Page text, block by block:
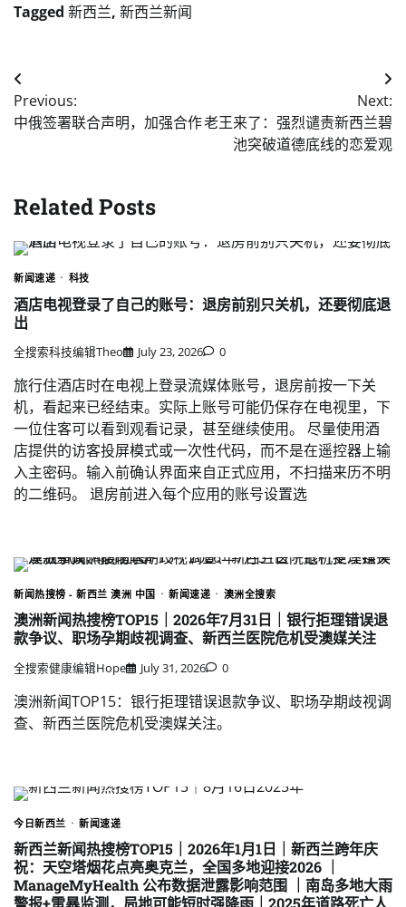
Tagged 新西兰, 新西兰新闻
Post
navigation
Previous:
中俄签署联合声明，加强合作
Next:
老王来了：强烈谴责新西兰碧
池突破道德底线的恋爱观
Related Posts
新闻速递 科技
酒店电视登录了自己的账号：退房前别只关机，还要彻底退
出
全搜索科技编辑Theo July 23, 2026 0
旅行住酒店时在电视上登录流媒体账号，退房前按一下关
机，看起来已经结束。实际上账号可能仍保存在电视里，下
一位住客可以看到观看记录，甚至继续使用。 尽量使用酒
店提供的访客投屏模式或一次性代码，而不是在遥控器上输
入主密码。输入前确认界面来自正式应用，不扫描来历不明
的二维码。 退房前进入每个应用的账号设置选
新闻热搜榜 - 新西兰 澳洲 中国 新闻速递 澳洲全搜索
澳洲新闻热搜榜TOP15｜2026年7月31日｜银行拒理错误退
款争议、职场孕期歧视调查、新西兰医院危机受澳媒关注
全搜索健康编辑Hope July 31, 2026 0
澳洲新闻TOP15：银行拒理错误退款争议、职场孕期歧视调
查、新西兰医院危机受澳媒关注。
今日新西兰 新闻速递
新西兰新闻热搜榜TOP15｜2026年1月1日｜新西兰跨年庆
祝：天空塔烟花点亮奥克兰，全国多地迎接2026 ｜
ManageMyHealth 公布数据泄露影响范围 ｜南岛多地大雨
警报+雷暴监测，局地可能短时强降雨｜2025年道路死亡人